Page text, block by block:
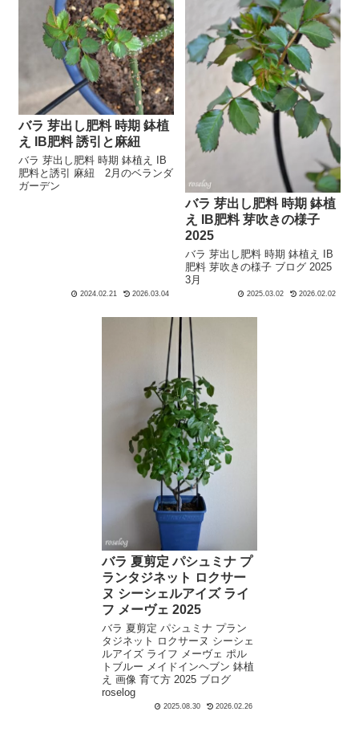
バラ 芽出し肥料 時期 鉢植
え IB肥料 誘引と麻紐
バラ 芽出し肥料 時期 鉢植え IB
肥料と誘引 麻紐 2月のベランダ
ガーデン
2024.02.21 2026.03.04
バラ 芽出し肥料 時期 鉢植
え IB肥料 芽吹きの様子
2025
バラ 芽出し肥料 時期 鉢植え IB
肥料 芽吹きの様子 ブログ 2025
3月
2025.03.02 2026.02.02
バラ 夏剪定 パシュミナ プ
ランタジネット ロクサー
ヌ シーシェルアイズ ライ
フ メーヴェ 2025
バラ 夏剪定 パシュミナ プラン
タジネット ロクサーヌ シーシェ
ルアイズ ライフ メーヴェ ポル
トブルー メイドインヘブン 鉢植
え 画像 育て方 2025 ブログ
roselog
2025.08.30 2026.02.26